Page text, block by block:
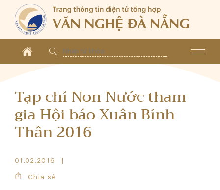
Tạp chí Non Nước tham
gia Hội báo Xuân Bính
Thân 2016
01.02.2016
Chia sẻ